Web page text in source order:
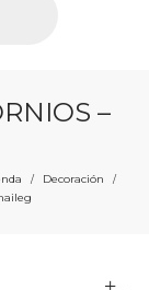
–
/ Decoración /